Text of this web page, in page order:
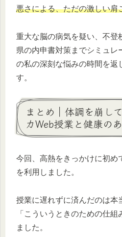
悪さによる、ただの激しい肩
重大な脳の病気を疑い、不登
県の内申書対策までシミュレ
の私の深刻な悩みの時間を返
す。
まとめ｜体調を崩し
カWeb授業と健康の
今回、高熱をきっかけに初め
を利用しました。
授業に遅れずに済んだのは本
「こういうときのための仕
ました。